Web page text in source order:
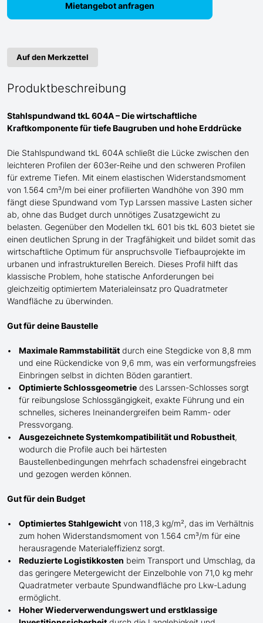
Mietangebot anfragen
Auf den Merkzettel
Produktbeschreibung
Stahlspundwand tkL 604A – Die wirtschaftliche
Kraftkomponente für tiefe Baugruben und hohe Erddrücke
Die Stahlspundwand tkL 604A schließt die Lücke zwischen den
leichteren Profilen der 603er-Reihe und den schweren Profilen
für extreme Tiefen. Mit einem elastischen Widerstandsmoment
von 1.564 cm³/m bei einer profilierten Wandhöhe von 390 mm
fängt diese Spundwand vom Typ Larssen massive Lasten sicher
ab, ohne das Budget durch unnötiges Zusatzgewicht zu
belasten. Gegenüber den Modellen tkL 601 bis tkL 603 bietet sie
einen deutlichen Sprung in der Tragfähigkeit und bildet somit das
wirtschaftliche Optimum für anspruchsvolle Tiefbauprojekte im
urbanen und infrastrukturellen Bereich. Dieses Profil hilft das
klassische Problem, hohe statische Anforderungen bei
gleichzeitig optimiertem Materialeinsatz pro Quadratmeter
Wandfläche zu überwinden.
Gut für deine Baustelle
Maximale Rammstabilität durch eine Stegdicke von 8,8 mm
und eine Rückendicke von 9,6 mm, was ein verformungsfreies
Einbringen selbst in dichten Böden garantiert.
Optimierte Schlossgeometrie des Larssen-Schlosses sorgt
für reibungslose Schlossgängigkeit, exakte Führung und ein
schnelles, sicheres Ineinandergreifen beim Ramm- oder
Pressvorgang.
Ausgezeichnete Systemkompatibilität und Robustheit,
wodurch die Profile auch bei härtesten
Baustellenbedingungen mehrfach schadensfrei eingebracht
und gezogen werden können.
Gut für dein Budget
Optimiertes Stahlgewicht von 118,3 kg/m², das im Verhältnis
zum hohen Widerstandsmoment von 1.564 cm³/m für eine
herausragende Materialeffizienz sorgt.
Reduzierte Logistikkosten beim Transport und Umschlag, da
das geringere Metergewicht der Einzelbohle von 71,0 kg mehr
Quadratmeter verbaute Spundwandfläche pro Lkw-Ladung
ermöglicht.
Hoher Wiederverwendungswert und erstklassige